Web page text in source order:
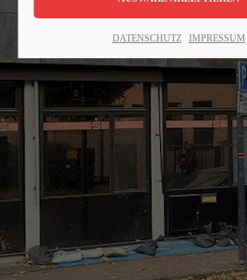
24h/ 365days
We offer support for our customers
Mon - Fri 8:00am - 5:00pm
Get in touch
376-293 City Road, Suite 600
San Francisco, CA 94102
DATENSCHUTZ IMPRESSUM